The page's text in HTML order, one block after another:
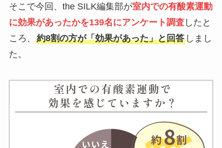
そこで今回、the SILK編集部が室内での有酸素運動
に効果があったかを139名にアンケート調査したと
ころ、 約8割の方が「効果があった」と回答しまし
た。